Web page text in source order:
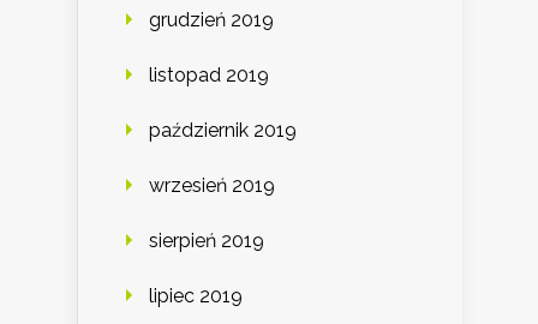
grudzień 2019
listopad 2019
październik 2019
wrzesień 2019
sierpień 2019
lipiec 2019